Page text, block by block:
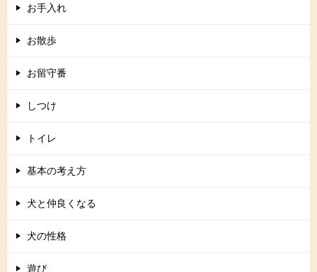
お手入れ
お散歩
お留守番
しつけ
トイレ
基本の考え方
犬と仲良くなる
犬の性格
遊び